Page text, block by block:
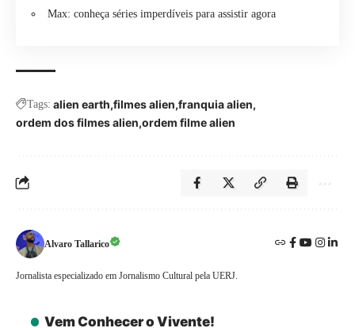
Max: conheça séries imperdíveis para assistir agora
Tags: alien earth filmes alien franquia alien
ordem dos filmes alien ordem filme alien
Alvaro Tallarico
Jornalista especializado em Jornalismo Cultural pela UERJ.
Vem Conhecer o Vivente!